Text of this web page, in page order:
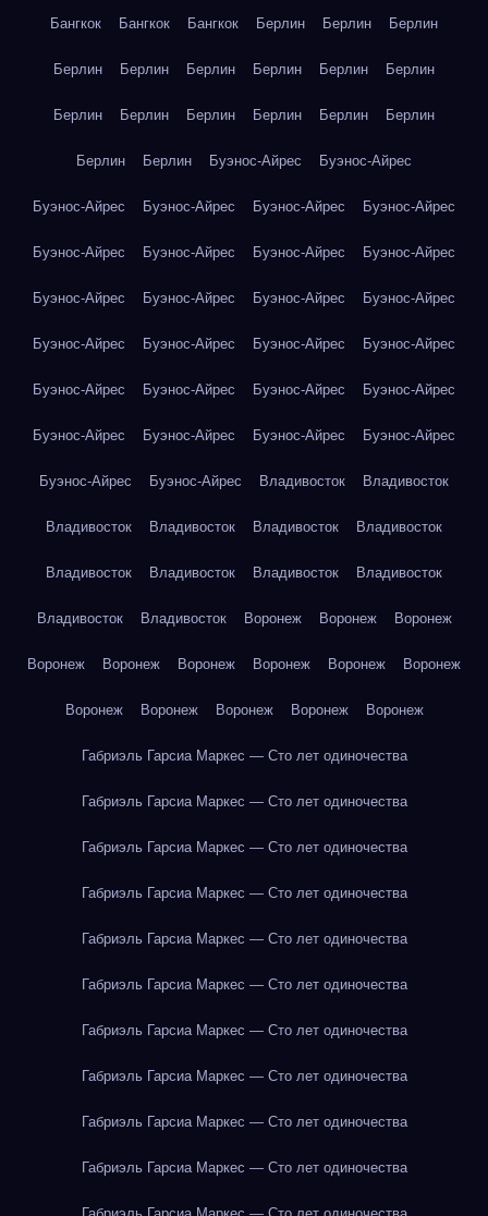
Бангкок Бангкок Бангкок Берлин Берлин Берлин
Берлин Берлин Берлин Берлин Берлин Берлин
Берлин Берлин Берлин Берлин Берлин Берлин
Берлин Берлин Буэнос-Айрес Буэнос-Айрес
Буэнос-Айрес Буэнос-Айрес Буэнос-Айрес Буэнос-Айрес
Буэнос-Айрес Буэнос-Айрес Буэнос-Айрес Буэнос-Айрес
Буэнос-Айрес Буэнос-Айрес Буэнос-Айрес Буэнос-Айрес
Буэнос-Айрес Буэнос-Айрес Буэнос-Айрес Буэнос-Айрес
Буэнос-Айрес Буэнос-Айрес Буэнос-Айрес Буэнос-Айрес
Буэнос-Айрес Буэнос-Айрес Буэнос-Айрес Буэнос-Айрес
Буэнос-Айрес Буэнос-Айрес Владивосток Владивосток
Владивосток Владивосток Владивосток Владивосток
Владивосток Владивосток Владивосток Владивосток
Владивосток Владивосток Воронеж Воронеж Воронеж
Воронеж Воронеж Воронеж Воронеж Воронеж Воронеж
Воронеж Воронеж Воронеж Воронеж Воронеж
Габриэль Гарсиа Маркес — Сто лет одиночества
Габриэль Гарсиа Маркес — Сто лет одиночества
Габриэль Гарсиа Маркес — Сто лет одиночества
Габриэль Гарсиа Маркес — Сто лет одиночества
Габриэль Гарсиа Маркес — Сто лет одиночества
Габриэль Гарсиа Маркес — Сто лет одиночества
Габриэль Гарсиа Маркес — Сто лет одиночества
Габриэль Гарсиа Маркес — Сто лет одиночества
Габриэль Гарсиа Маркес — Сто лет одиночества
Габриэль Гарсиа Маркес — Сто лет одиночества